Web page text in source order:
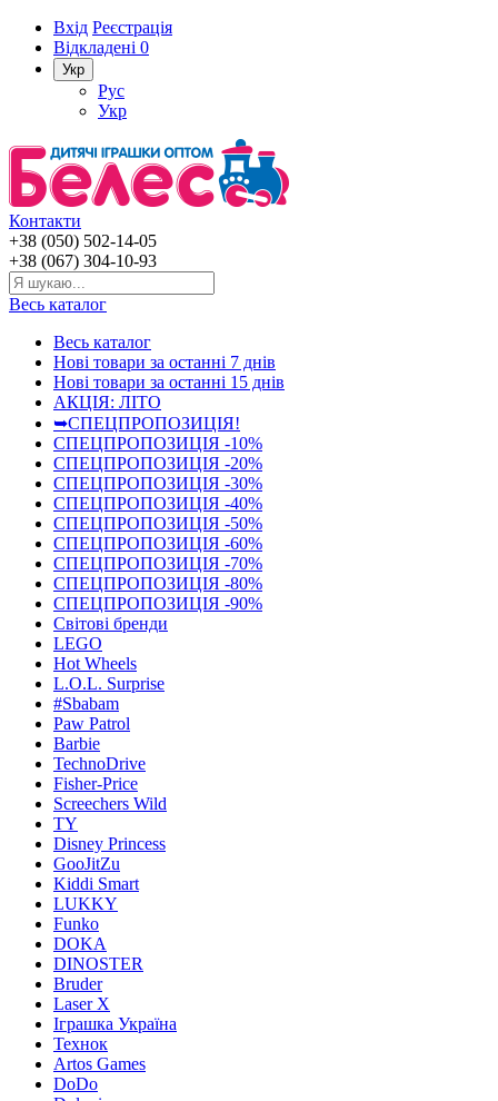
Вхід Реєстрація
Відкладені 0
Укр
Рус
Укр
Контакти
+38 (050) 502-14-05
+38 (067) 304-10-93
Весь каталог
Весь каталог
Нові товари за останнi 7 днiв
Нові товари за останнi 15 днiв
АКЦІЯ: ЛІТО
➥СПЕЦПРОПОЗИЦІЯ!
СПЕЦПРОПОЗИЦІЯ -10%
СПЕЦПРОПОЗИЦІЯ -20%
СПЕЦПРОПОЗИЦІЯ -30%
СПЕЦПРОПОЗИЦІЯ -40%
СПЕЦПРОПОЗИЦІЯ -50%
СПЕЦПРОПОЗИЦІЯ -60%
СПЕЦПРОПОЗИЦІЯ -70%
СПЕЦПРОПОЗИЦІЯ -80%
СПЕЦПРОПОЗИЦІЯ -90%
Світові бренди
LEGO
Hot Wheels
L.O.L. Surprise
#Sbabam
Paw Patrol
Barbie
TechnoDrive
Fisher-Price
Screechers Wild
TY
Disney Princess
GooJitZu
Kiddi Smart
LUKKY
Funko
DOKA
DINOSTER
Bruder
Laser X
Іграшка Україна
Технок
Artos Games
DoDo